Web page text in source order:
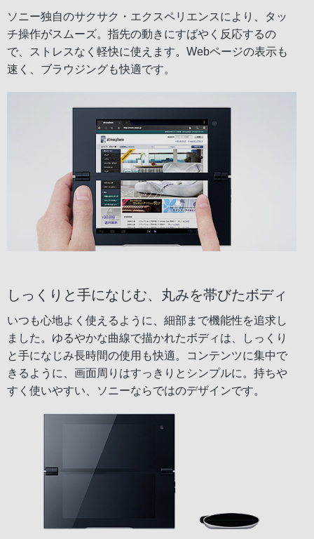
ソニー独自のサクサク・エクスペリエンスにより、タッ
チ操作がスムーズ。指先の動きにすばやく反応するの
で、ストレスなく軽快に使えます。Webページの表示も
速く、ブラウジングも快適です。
しっくりと手になじむ、丸みを帯びたボディ
いつも心地よく使えるように、細部まで機能性を追求し
ました。ゆるやかな曲線で描かれたボディは、しっくり
と手になじみ長時間の使用も快適。コンテンツに集中で
きるように、画面周りはすっきりとシンプルに。持ちや
すく使いやすい、ソニーならではのデザインです。